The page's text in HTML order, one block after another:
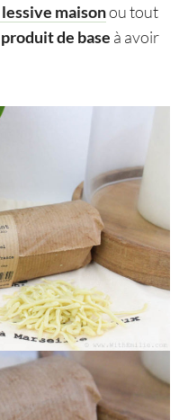
lessive maisonou tout
produit de base à avoir